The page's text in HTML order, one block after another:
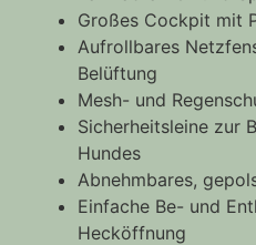
Großes Cockpit mit
Aufrollbares
Belüftung
Mesh- und
Sicherheitsleine zur
Hundes
Abnehmbares,
Einfache Be- und
Hecköffnung